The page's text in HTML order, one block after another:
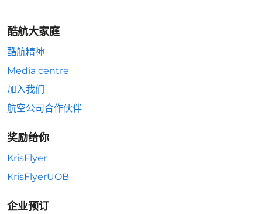
酷航大家庭
酷航精神
Media centre
加入我们
航空公司合作伙伴
奖励给你
KrisFlyer
KrisFlyerUOB
企业预订